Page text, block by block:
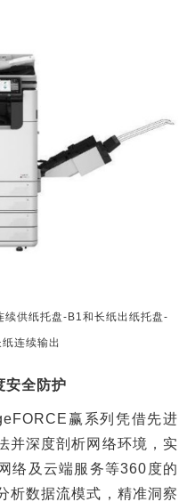
供纸托盘-B1和长纸出纸托盘-
连续输出
全防护
赢系列凭借先进
并深度剖析网络环境，实
络及云端服务等360度的
析数据流模式，精准洞察